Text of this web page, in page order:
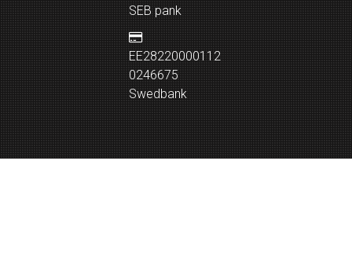
SEB pank
EE28220000112
0246675
Swedbank